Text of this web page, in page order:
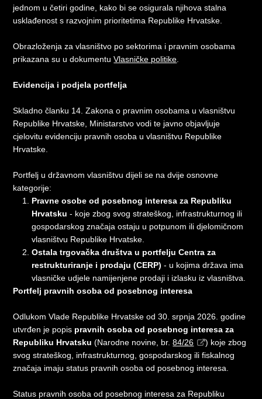
jednom u četiri godine, kako bi se osigurala njihova stalna
usklađenost s razvojnim prioritetima Republike Hrvatske.
Obrazloženja za vlasništvo po sektorima i pravnim osobama
prikazana su u dokumentuVlasničke politike
Evidencija i podjela portfelja
Skladno članku 14. Zakona o pravnim osobama u vlasništvu
Republike Hrvatske, Ministarstvo vodi te javno objavljuje
cjelovitu evidenciju pravnih osoba u vlasništvu Republike
Hrvatske.
Portfelj u državnom vlasništvu dijeli se na dvije osnovne
kategorije:
Pravne osobe od posebnog interesa za Republiku
Hrvatsku - koje zbog svog strateškog, infrastrukturnog ili
gospodarskog značaja ostaju u potpunom ili djelomičnom
vlasništvu Republike Hrvatske.
Ostala trgovačka društva u portfelju Centra za
restrukturiranje i prodaju (CERP) - u kojima država ima
vlasničke udjele namijenjene prodaji i izlasku iz vlasništva.
Portfelj pravnih osoba od posebnog interesa
Odlukom Vlade Republike Hrvatske od 30. srpnja 2026. godine
utvrđen je popis pravnih osoba od posebnog interesa za
Republiku Hrvatsku (Narodne novine, br.84/26
) koje zbog
svog strateškog, infrastrukturnog, gospodarskog ili fiskalnog
značaja imaju status pravnih osoba od posebnog interesa.
Status pravnih osoba od posebnog interesa za Republiku